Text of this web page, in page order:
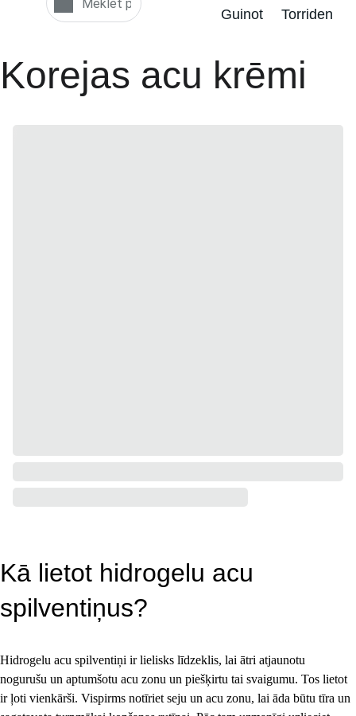
Guinot Torriden
Korejas acu krēmi
Kā lietot hidrogelu acu
spilventiņus?
Hidrogelu acu spilventiņi ir lielisks līdzeklis, lai ātri atjaunotu
nogurušu un aptumšotu acu zonu un piešķirtu tai svaigumu. Tos lietot
ir ļoti vienkārši. Vispirms notīriet seju un acu zonu, lai āda būtu tīra un